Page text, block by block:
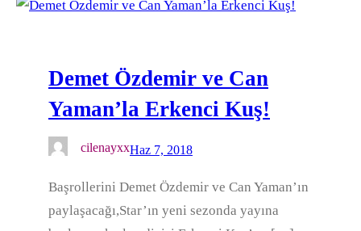
Demet Özdemir ve Can
Yaman’la Erkenci Kuş!
cilenayxxHaz 7, 2018
Başrollerini Demet Özdemir ve Can Yaman’ın
paylaşacağı,Star’ın yeni sezonda yayına